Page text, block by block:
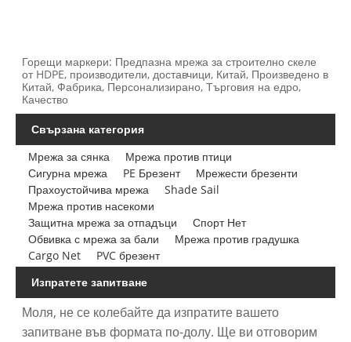
Горещи маркери: Предпазна мрежа за строително скеле
от HDPE, производители, доставчици, Китай, Произведено в
Китай, Фабрика, Персонализирано, Търговия на едро,
Качество
Свързана категория
Мрежа за сянка
Мрежа против птици
Сигурна мрежа
PE Брезент
Мрежести брезенти
Прахоустойчива мрежа
Shade Sail
Мрежа против насекоми
Защитна мрежа за отпадъци
Спорт Нет
Обвивка с мрежа за бали
Мрежа против градушка
Cargo Net
PVC брезент
Изпратете запитване
Моля, не се колебайте да изпратите вашето
запитване във формата по-долу. Ще ви отговорим